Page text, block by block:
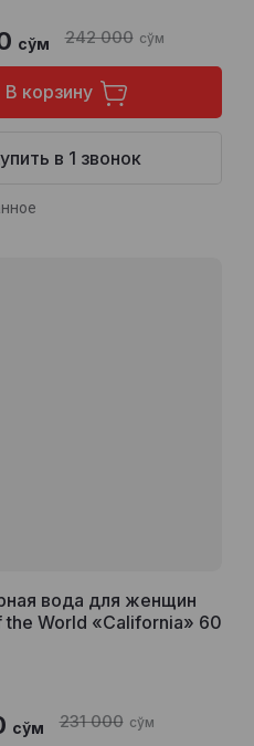
242 000 сўм
сўм
В корзину
в 1 звонок
вода для женщин
the World «California» 60
231 000 сўм
сўм